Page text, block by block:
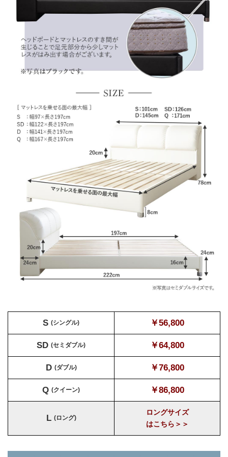
S (シングル) ￥56,800
SD (セミダブル) ￥64,800
D (ダブル) ￥76,800
Q (クイーン) ￥86,800
L (ロング)
ロングサイズ
はこちら＞＞